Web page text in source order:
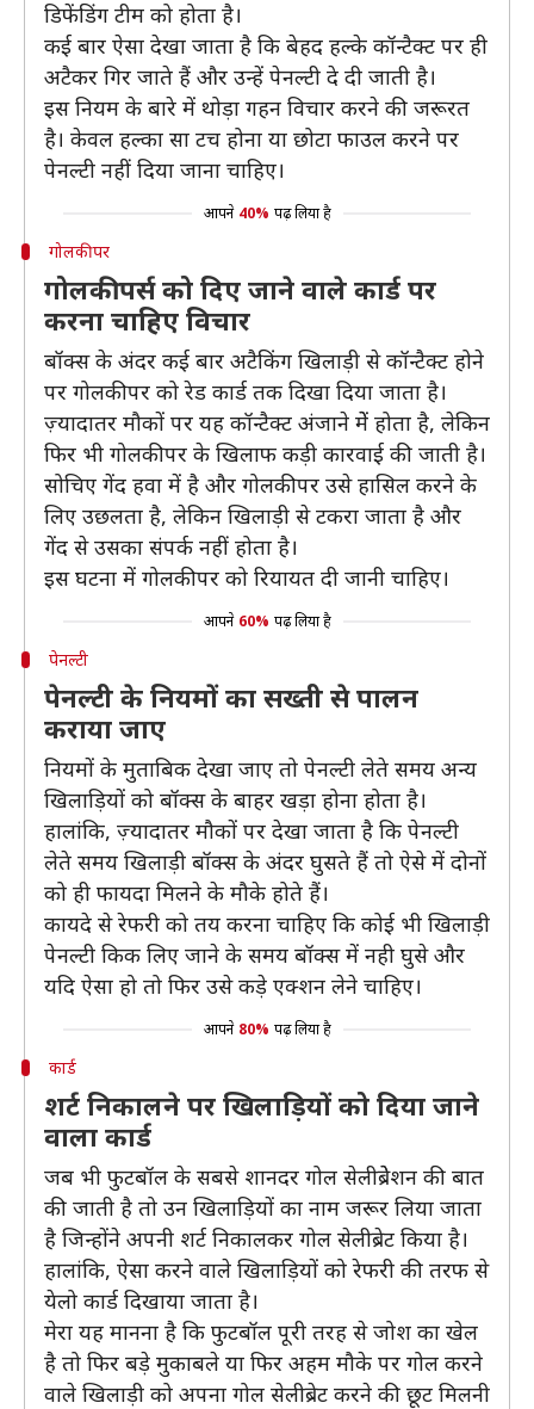
डिफेंडिंग टीम को होता है।
कई बार ऐसा देखा जाता है कि बेहद हल्के कॉन्टैक्ट पर ही
अटैकर गिर जाते हैं और उन्हें पेनल्टी दे दी जाती है।
इस नियम के बारे में थोड़ा गहन विचार करने की जरूरत
है। केवल हल्का सा टच होना या छोटा फाउल करने पर
पेनल्टी नहीं दिया जाना चाहिए।
आपने 40% पढ़ लिया है
गोलकीपर
गोलकीपर्स को दिए जाने वाले कार्ड पर
करना चाहिए विचार
बॉक्स के अंदर कई बार अटैकिंग खिलाड़ी से कॉन्टैक्ट होने
पर गोलकीपर को रेड कार्ड तक दिखा दिया जाता है।
ज़्यादातर मौकों पर यह कॉन्टैक्ट अंजाने मेें होता है, लेकिन
फिर भी गोलकीपर के खिलाफ कड़ी कारवाई की जाती है।
सोचिए गेंद हवा में है और गोलकीपर उसे हासिल करने के
लिए उछलता है, लेकिन खिलाड़ी से टकरा जाता है और
गेंद से उसका संपर्क नहीं होता है।
इस घटना में गोलकीपर को रियायत दी जानी चाहिए।
आपने 60% पढ़ लिया है
पेनल्टी
पेनल्टी के नियमों का सख्ती से पालन
कराया जाए
नियमों के मुताबिक देखा जाए तो पेनल्टी लेते समय अन्य
खिलाड़ियों को बॉक्स के बाहर खड़ा होना होता है।
हालांकि, ज़्यादातर मौकों पर देखा जाता है कि पेनल्टी
लेते समय खिलाड़ी बॉक्स के अंदर घुसते हैं तो ऐसे में दोनों
को ही फायदा मिलने के मौके होते हैं।
कायदे से रेफरी को तय करना चाहिए कि कोई भी खिलाड़ी
पेनल्टी किक लिए जाने के समय बॉक्स में नही घुसे और
यदि ऐसा हो तो फिर उसे कड़े एक्शन लेने चाहिए।
आपने 80% पढ़ लिया है
कार्ड
शर्ट निकालने पर खिलाड़ियों को दिया जाने
वाला कार्ड
जब भी फुटबॉल के सबसे शानदर गोल सेलीब्रेेशन की बात
की जाती है तो उन खिलाड़ियों का नाम जरूर लिया जाता
है जिन्होंने अपनी शर्ट निकालकर गोल सेलीब्रेट किया है।
हालांकि, ऐसा करने वाले खिलाड़ियों को रेफरी की तरफ से
येलो कार्ड दिखाया जाता है।
मेरा यह मानना है कि फुटबॉल पूरी तरह से जोश का खेल
है तो फिर बड़े मुकाबले या फिर अहम मौके पर गोल करने
वाले खिलाड़ी को अपना गोल सेलीब्रेट करने की छूट मिलनी